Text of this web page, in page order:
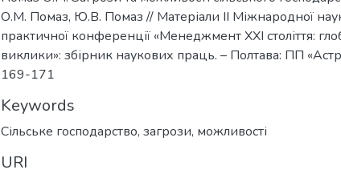
О.М. Помаз, Ю.В. Помаз // Матеріали ІІ Міжнародної
практичної конференції «Менеджмент ХХІ століття:
виклики»: збірник наукових праць. – Полтава: ПП
169-171
Keywords
Сільське господарство, загрози, можливості
URI